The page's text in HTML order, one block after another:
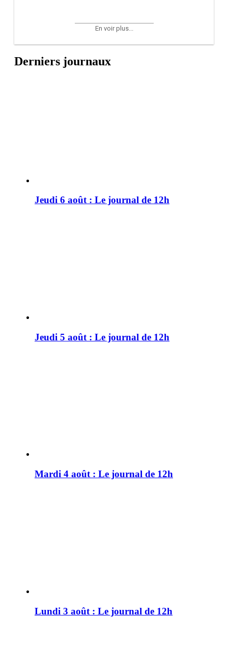
En voir plus...
Derniers journaux
Jeudi 6 août : Le journal de 12h
Jeudi 5 août : Le journal de 12h
Mardi 4 août : Le journal de 12h
Lundi 3 août : Le journal de 12h